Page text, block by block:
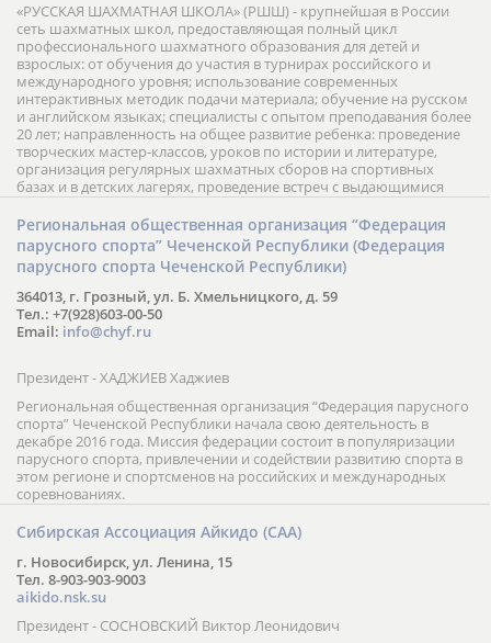
«РУССКАЯ ШАХМАТНАЯ ШКОЛА» (РШШ) - крупнейшая в России
сеть шахматных школ, предоставляющая полный цикл
профессионального шахматного образования для детей и
взрослых: от обучения до участия в турнирах российского и
международного уровня; использование современных
интерактивных методик подачи материала; обучение на русском
и английском языках; специалисты с опытом преподавания более
20 лет; направленность на общее развитие ребенка: проведение
творческих мастер-классов, уроков по истории и литературе,
организация регулярных шахматных сборов на спортивных
базах и в детских лагерях, проведение встреч с выдающимися
шахматистами; корпоративное обучение; онлайн обучение в
форме вебинаров и индивидуальных занятий, круглые столы
российских и международных тренеров, организация фестивалей;
онлайн трансляция мероприятий и турниров.
Региональная общественная организация “Федерация
парусного спорта” Чеченской Республики (Федерация
парусного спорта Чеченской Республики)
364013, г. Грозный, ул. Б. Хмельницкого, д. 59
Тел.: +7(928)603-00-50
Email: info@chyf.ru
Президент - ХАДЖИЕВ Хаджиев
Региональная общественная организация “Федерация парусного
спорта” Чеченской Республики начала свою деятельность в
декабре 2016 года. Миссия федерации состоит в популяризации
парусного спорта, привлечении и содействии развитию спорта в
этом регионе и спортсменов на российских и международных
соревнованиях.
Сибирская Ассоциация Айкидо (САА)
г. Новосибирск, ул. Ленина, 15
Тел. 8-903-903-9003
aikido.nsk.su
Президент - СОСНОВСКИЙ Виктор Леонидович